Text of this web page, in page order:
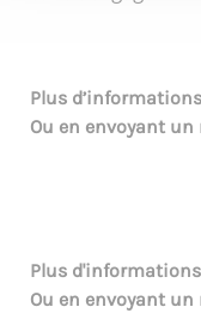
Plus
Ou en envoyant un
Plus
Ou en envoyant un